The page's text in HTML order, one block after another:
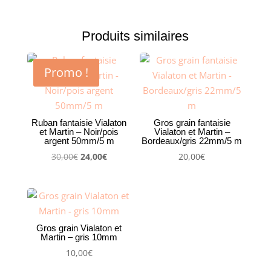
mètres-
Produits similaires
Promo !
Ruban fantaisie Vialaton
et Martin – Noir/pois
argent 50mm/5 m
30,00€ Le
était :
30,00€.
24,00€Le
est :
24,00€.
Gros grain fantaisie
Vialaton et Martin –
Bordeaux/gris 22mm/5 m
20,00€
Gros grain Vialaton et
Martin – gris 10mm
10,00€